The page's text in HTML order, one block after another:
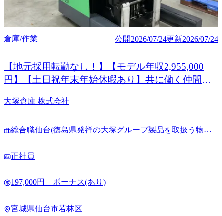
倉庫/作業 公開2026/07/24更新2026/07/24
【地元採用転勤なし！】【モデル年収2,955,000
円】【土日祝年末年始休暇あり】共に働く仲間を
大塚倉庫 株式会社
総合職仙台(徳島県発祥の大塚グループ製品を取扱う物流
正社員
197,000円 + ボーナス(あり)
宮城県仙台市若林区